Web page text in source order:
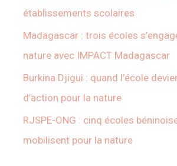
établissements scolaires
Madagascar : trois écoles
nature avec IMPACT Madagascar
Burkina Djigui : quand l’école
d’action pour la nature
RJSPE-ONG : cinq écoles
mobilisent pour la nature